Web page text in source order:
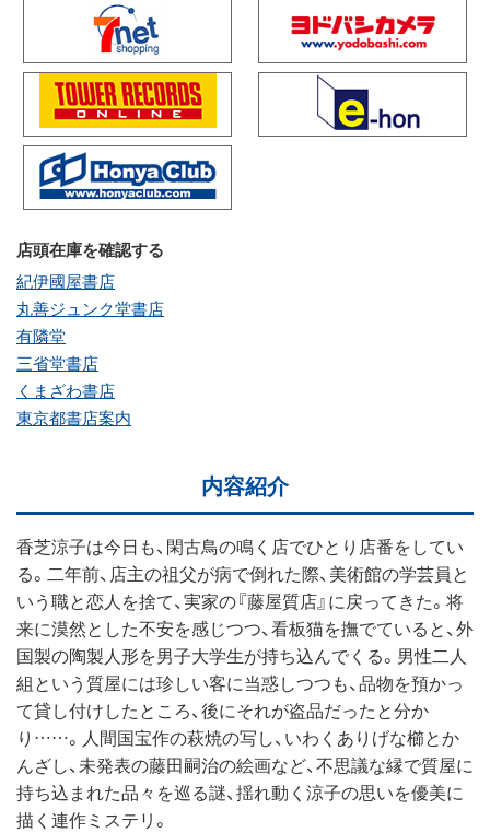
店頭在庫を確認する
紀伊國屋書店
丸善ジュンク堂書店
有隣堂
三省堂書店
くまざわ書店
東京都書店案内
内容紹介
香芝涼子は今日も、閑古鳥の鳴く店でひとり店番をしてい
る。二年前、店主の祖父が病で倒れた際、美術館の学芸員と
いう職と恋人を捨て、実家の『藤屋質店』に戻ってきた。将
来に漠然とした不安を感じつつ、看板猫を撫でていると、外
国製の陶製人形を男子大学生が持ち込んでくる。男性二人
組という質屋には珍しい客に当惑しつつも、品物を預かっ
て貸し付けしたところ、後にそれが盗品だったと分か
り……。人間国宝作の萩焼の写し、いわくありげな櫛とか
んざし、未発表の藤田嗣治の絵画など、不思議な縁で質屋に
持ち込まれた品々を巡る謎、揺れ動く涼子の思いを優美に
描く連作ミステリ。